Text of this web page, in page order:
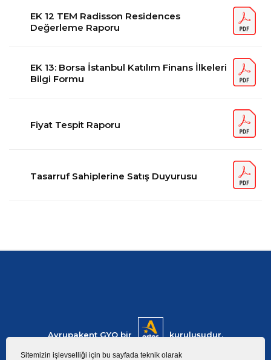
EK 12 TEM Radisson Residences
Değerleme Raporu
EK 13: Borsa İstanbul Katılım Finans İlkeleri
Bilgi Formu
Fiyat Tespit Raporu
Tasarruf Sahiplerine Satış Duyurusu
Avrupakent GYO bir kuruluşudur.
Sitemizin işlevselliği için bu sayfada teknik olarak